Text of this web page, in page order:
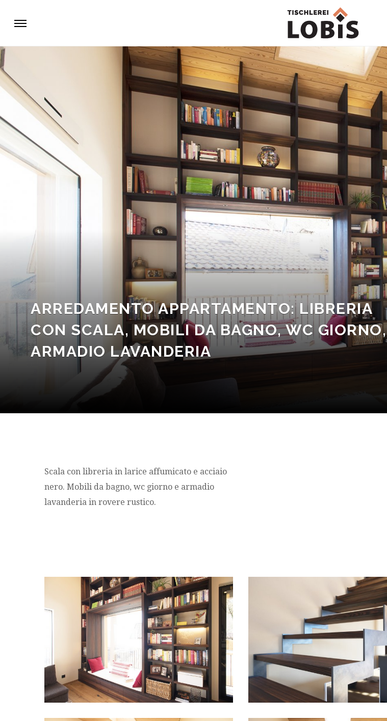
ARREDAMENTO APPARTAMENTO: LIBRERIA
CON SCALA, MOBILI DA BAGNO, WC GIORNO,
ARMADIO LAVANDERIA
Scala con libreria in larice affumicato e acciaio
nero. Mobili da bagno, wc giorno e armadio
lavanderia in rovere rustico.